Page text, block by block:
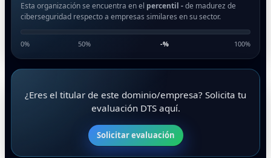
Esta organización se encuentra en el percentil -de madurez de
ciberseguridad respecto a empresas similares en su sector.
0% 50% -% 100%
¿Eres el titular de este dominio/empresa? Solicita tu
evaluación DTS aquí.
Solicitar evaluación